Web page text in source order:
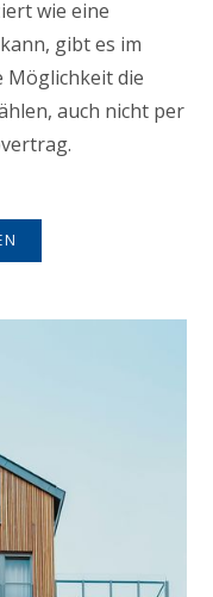
wie eine
gibt es im
Möglichkeit die
auch nicht per